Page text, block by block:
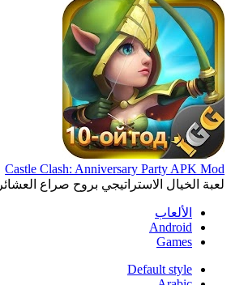
Castle Clash: Anniversary Party APK Mod
لعبة الخيال الاستراتيجي بروح صراع العشائر
الألعاب
Android
Games
Default style